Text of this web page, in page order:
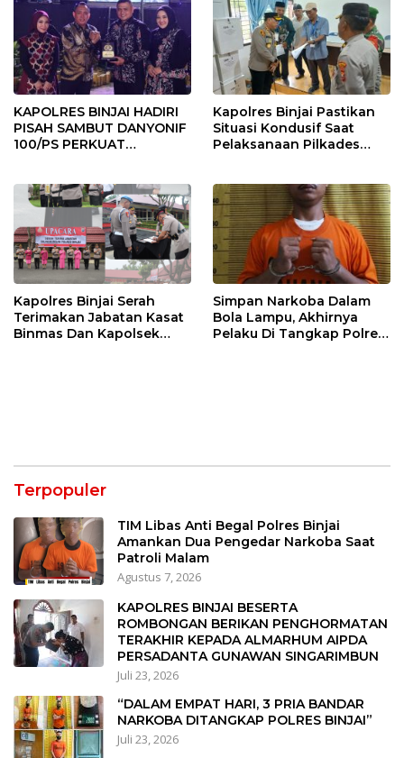
KAPOLRES BINJAI HADIRI
PISAH SAMBUT DANYONIF
100/PS PERKUAT
Kapolres Binjai Pastikan
Situasi Kondusif Saat
Pelaksanaan Pilkades
Kapolres Binjai Serah
Terimakan Jabatan Kasat
Binmas Dan Kapolsek
Simpan Narkoba Dalam
Bola Lampu, Akhirnya
Pelaku Di Tangkap Polres
Terpopuler
TIM Libas Anti Begal Polres Binjai
Amankan Dua Pengedar Narkoba Saat
Patroli Malam
Agustus 7, 2026
KAPOLRES BINJAI BESERTA
ROMBONGAN BERIKAN PENGHORMATAN
TERAKHIR KEPADA ALMARHUM AIPDA
PERSADANTA GUNAWAN SINGARIMBUN
Juli 23, 2026
“DALAM EMPAT HARI, 3 PRIA BANDAR
NARKOBA DITANGKAP POLRES BINJAI”
Juli 23, 2026